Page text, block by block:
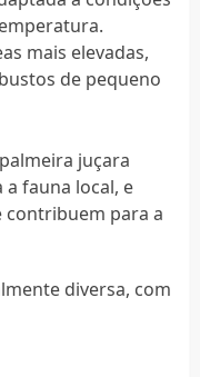
mais elevadas,
de pequeno
juçara
fauna local, e
contribuem para a
diversa, com